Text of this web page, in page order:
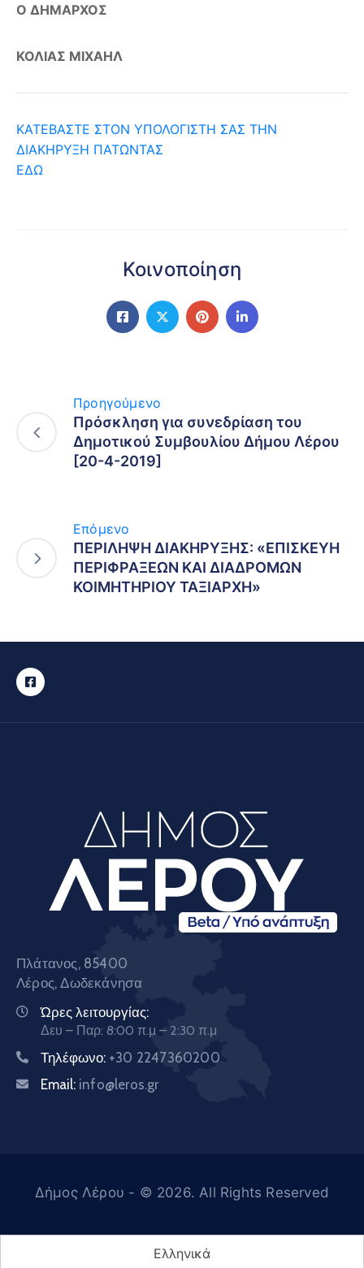
Ο ΔΗΜΑΡΧΟΣ
ΚΟΛΙΑΣ ΜΙΧΑΗΛ
ΚΑΤΕΒΑΣΤΕ ΣΤΟΝ ΥΠΟΛΟΓΙΣΤΗ ΣΑΣ ΤΗΝ
ΔΙΑΚΗΡΥΞΗ ΠΑΤΩΝΤΑΣ
ΕΔΩ
Κοινοποίηση
Προηγούμενο
Πρόσκληση για συνεδρίαση του
Δημοτικού Συμβουλίου Δήμου Λέρου
[20-4-2019]
Επόμενο
ΠΕΡΙΛΗΨΗ ΔΙΑΚΗΡΥΞΗΣ: «ΕΠΙΣΚΕΥΗ
ΠΕΡΙΦΡΑΞΕΩΝ ΚΑΙ ΔΙΑΔΡΟΜΩΝ
ΚΟΙΜΗΤΗΡΙΟΥ ΤΑΞΙΑΡΧΗ»
Πλάτανος, 85400
Λέρος, Δωδεκάνησα
Ώρες λειτουργίας:
Δευ – Παρ: 8:00 π.μ – 2:30 π.μ
Τηλέφωνο: +30 2247360200
Email: info@leros.gr
Δήμος Λέρου - © 2026. All Rights Reserved
Ελληνικά